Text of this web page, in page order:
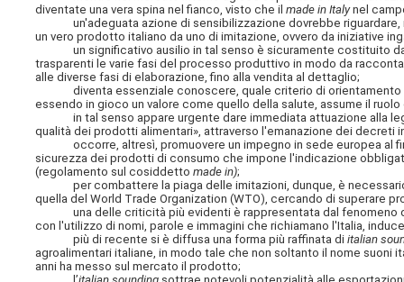
diventate una vera spina nel fianco, visto che ilmade in Italynel
un'adeguata azione di sensibilizzazione dovrebbe riguardare,
un vero prodotto italiano da uno di imitazione, ovvero da iniziative
un significativo ausilio in tal senso è sicuramente costituito
trasparenti le varie fasi del processo produttivo in modo da
alle diverse fasi di elaborazione, fino alla vendita al dettaglio;
diventa essenziale conoscere, quale criterio di orientamento
essendo in gioco un valore come quello della salute, assume il
in tal senso appare urgente dare immediata attuazione alla
qualità dei prodotti alimentari», attraverso l'emanazione dei decreti
occorre, altresì, promuovere un impegno in sede europea al
sicurezza dei prodotti di consumo che impone l'indicazione
(regolamento sul cosiddettomade in);
per combattere la piaga delle imitazioni, dunque, è necessario
quella del World Trade Organization (WTO), cercando di superare
una delle criticità più evidenti è rappresentata dal fenomeno
con l'utilizzo di nomi, parole e immagini che richiamano l'Italia,
più di recente si è diffusa una forma più raffinata diitalian
agroalimentari italiane, in modo tale che non soltanto il nome suoni
anni ha messo sul mercato il prodotto;